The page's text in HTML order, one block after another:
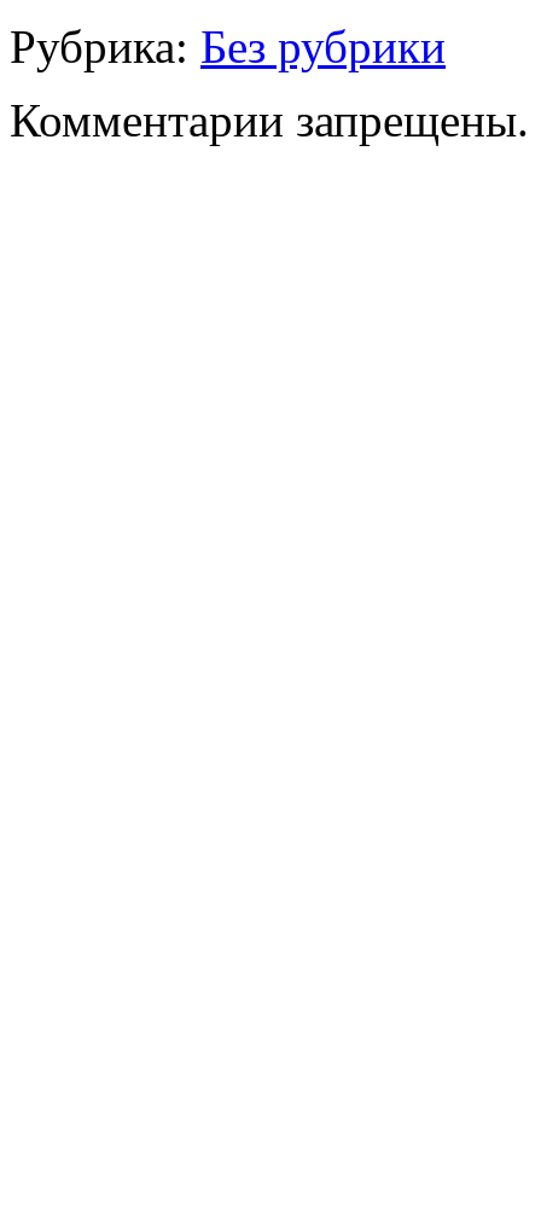
Рубрика: Без рубрики
Комментарии запрещены.